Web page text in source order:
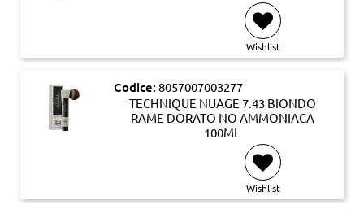
Wishlist
Codice: 8057007003277
TECHNIQUE NUAGE 7.43 BIONDO
RAME DORATO NO AMMONIACA
100ML
Wishlist